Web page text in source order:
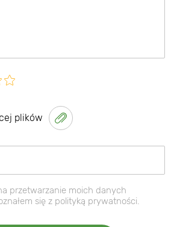
plików
przetwarzanie moich danych
się z polityką prywatności.